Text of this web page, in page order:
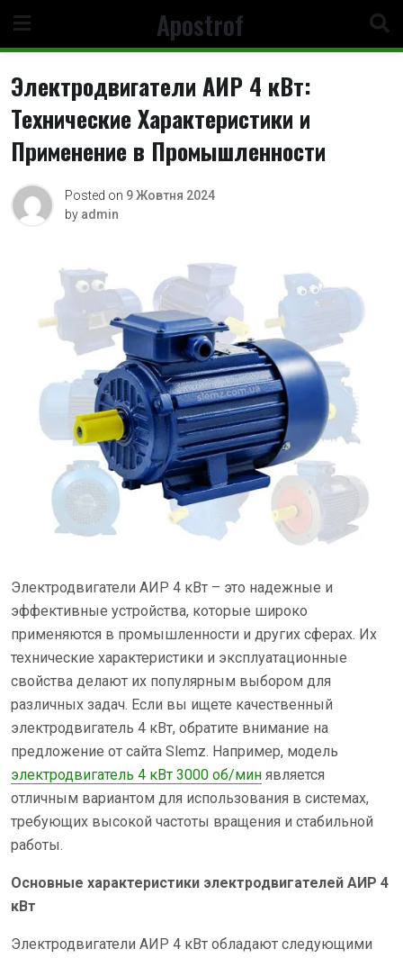
content
Apostrof
Электродвигатели АИР 4 кВт:
Технические Характеристики и
Применение в Промышленности
Posted on 9 Жовтня 2024
by admin
Электродвигатели АИР 4 кВт – это надежные и
эффективные устройства, которые широко
применяются в промышленности и других сферах. Их
технические характеристики и эксплуатационные
свойства делают их популярным выбором для
различных задач. Если вы ищете качественный
электродвигатель 4 кВт, обратите внимание на
предложение от сайта Slemz. Например, модель
электродвигатель 4 кВт 3000 об/мин является
отличным вариантом для использования в системах,
требующих высокой частоты вращения и стабильной
работы.
Основные характеристики электродвигателей АИР 4
кВт
Электродвигатели АИР 4 кВт обладают следующими